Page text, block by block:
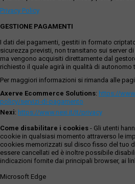
Privacy Policy
GESTIONE PAGAMENTI
I dati dei pagamenti, gestiti in formato
sicurezza previsti, non transitano sui server
ma vengono acquisiti direttamente dal
richiesto il quale agirà in qualità di autonomo
Per maggiori informazioni si rimanda alle
Axerve Ecommerce Solutions: https://
policy/servizi-di-pagamento
Nexi: https://www.nexi.it/it/privacy
Come disabilitare i cookies - Gli utenti
cookie in qualsiasi momento attraverso le
cookies memorizzati sul disco fisso del tuo
essere cancellati ed è inoltre possibile
indicazioni fornite dai principali browser, ai
Microsoft Edge